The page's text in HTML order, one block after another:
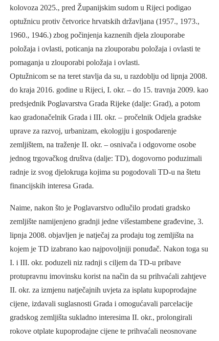
kolovoza 2025., pred Županijskim sudom u Rijeci podigao
optužnicu protiv četvorice hrvatskih državljana (1957., 1973.,
1960., 1946.) zbog počinjenja kaznenih djela zlouporabe
položaja i ovlasti, poticanja na zlouporabu položaja i ovlasti te
pomaganja u zlouporabi položaja i ovlasti.
Optužnicom se na teret stavlja da su, u razdoblju od lipnja 2008.
do kraja 2016. godine u Rijeci, I. okr. – do 15. travnja 2009. kao
predsjednik Poglavarstva Grada Rijeke (dalje: Grad), a potom
kao gradonačelnik Grada i III. okr. – pročelnik Odjela gradske
uprave za razvoj, urbanizam, ekologiju i gospodarenje
zemljištem, na traženje II. okr. – osnivača i odgovorne osobe
jednog trgovačkog društva (dalje: TD), dogovorno poduzimali
radnje iz svog djelokruga kojima su pogodovali TD-u na štetu
financijskih interesa Grada.
Naime, nakon što je Poglavarstvo odlučilo prodati gradsko
zemljište namijenjeno gradnji jedne višestambene građevine, 3.
lipnja 2008. objavljen je natječaj za prodaju tog zemljišta na
kojem je TD izabrano kao najpovoljniji ponuđač. Nakon toga su
I. i III. okr. poduzeli niz radnji s ciljem da TD-u pribave
protupravnu imovinsku korist na način da su prihvaćali zahtjeve
II. okr. za izmjenu natječajnih uvjeta za isplatu kupoprodajne
cijene, izdavali suglasnosti Grada i omogućavali parcelacije
gradskog zemljišta sukladno interesima II. okr., prolongirali
rokove otplate kupoprodajne cijene te prihvaćali neosnovane